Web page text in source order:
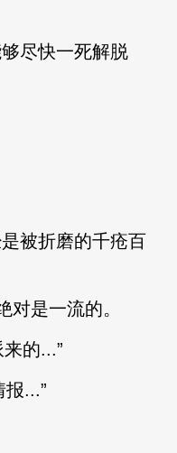
尽快一死解脱
被折磨的千疮百
对是一流的。
的...”
...”